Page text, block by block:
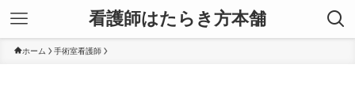
看護師はたらき方本舗
ホーム 手術室看護師